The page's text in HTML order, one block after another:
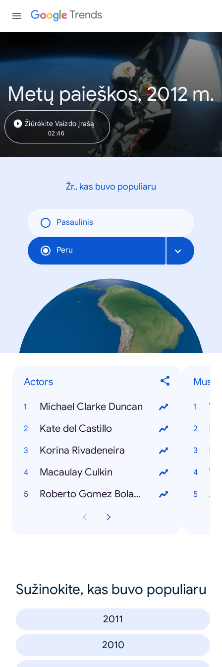
Trends
Metų paieškos, 2012 m.
Žiūrėkite Vaizdo įrašą
02:46
Žr., kas buvo populiaru
Pasaulinis
Peru
Actors
Michael Clarke Duncan
Kate del Castillo
Korina Rivadeneira
Macaulay Culkin
Roberto Gomez Bolaños
Sužinokite, kas buvo populiaru
2011
2010